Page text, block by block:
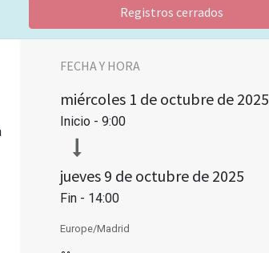
Registros cerrados
FECHA Y HORA
miércoles 1 de octubre de 2025
Inicio - 9:00
jueves 9 de octubre de 2025
Fin - 14:00
Europe/Madrid